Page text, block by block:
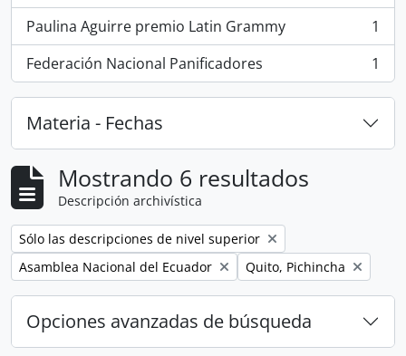
Paulina Aguirre premio Latin Grammy
, 1 resultados
1
Federación Nacional Panificadores
, 1 resultados 1
Materia - Fechas
Mostrando 6 resultados
Descripción archivística
Remove filter:
Sólo las descripciones de nivel superior
Remove filter:
Asamblea Nacional del Ecuador Remove filter:
Quito, Pichincha
Opciones avanzadas de búsqueda